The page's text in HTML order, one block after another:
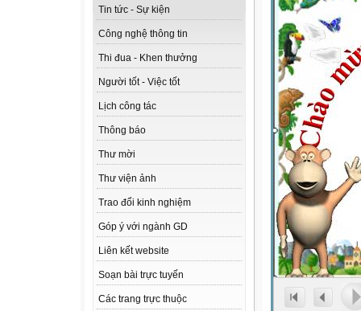
Tin tức - Sự kiện
Công nghệ thông tin
Thi đua - Khen thưởng
Người tốt - Việc tốt
Lịch công tác
Thông báo
Thư mời
Thư viện ảnh
Trao đổi kinh nghiệm
Góp ý với ngành GD
Liên kết website
Soạn bài trực tuyến
Các trang trực thuộc